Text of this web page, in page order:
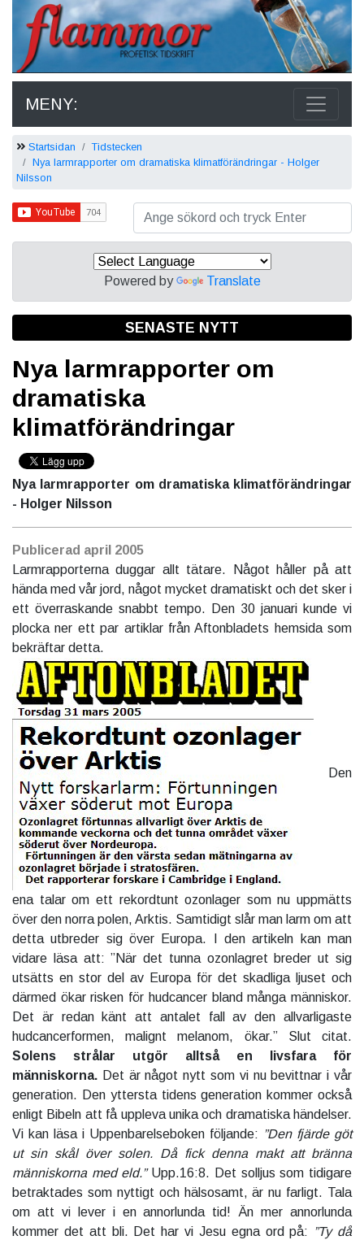
MENY:
Startsidan
Tidstecken
Nya larmrapporter om dramatiska klimatförändringar - Holger
Nilsson
Powered by Translate
SENASTE NYTT
Nya larmrapporter om
dramatiska
klimatförändringar
Nya larmrapporter om dramatiska klimatförändringar
- Holger Nilsson
Publicerad april 2005
Larmrapporterna duggar allt tätare. Något håller på att
hända med vår jord, något mycket dramatiskt och det sker i
ett överraskande snabbt tempo. Den 30 januari kunde vi
plocka ner ett par artiklar från Aftonbladets hemsida som
bekräftar detta.
Den
ena talar om ett rekordtunt ozonlager som nu uppmätts
över den norra polen, Arktis. Samtidigt slår man larm om att
detta utbreder sig över Europa. I den artikeln kan man
vidare läsa att: ”När det tunna ozonlagret breder ut sig
utsätts en stor del av Europa för det skadliga ljuset och
därmed ökar risken för hudcancer bland många människor.
Det är redan känt att antalet fall av den allvarligaste
hudcancerformen, malignt melanom, ökar.” Slut citat.
Solens strålar utgör alltså en livsfara för
människorna. Det är något nytt som vi nu bevittnar i vår
generation. Den yttersta tidens generation kommer också
enligt Bibeln att få uppleva unika och dramatiska händelser.
Vi kan läsa i Uppenbarelseboken följande: ”Den fjärde göt
ut sin skål över solen. Då fick denna makt att bränna
människorna med eld.” Upp.16:8. Det solljus som tidigare
betraktades som nyttigt och hälsosamt, är nu farligt. Tala
om att vi lever i en annorlunda tid! Än mer annorlunda
kommer det att bli. Det har vi Jesu egna ord på: ”Ty då